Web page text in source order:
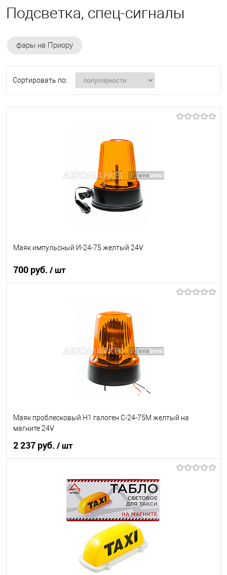
Подсветка, спец-сигналы
фары на Приору
Сортировать по:
Маяк импульсный И-24-75 желтый 24V
700 руб. / шт
Маяк проблесковый H1 галоген C-24-75M желтый на
магните 24V
2 237 руб. / шт
В наличии